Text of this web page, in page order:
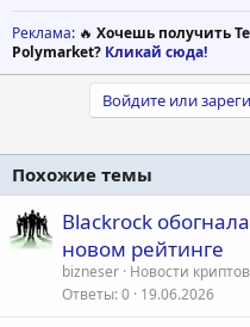
Реклама: 🔥 Хочешь получить
Polymarket? Кликай сюда!
Войдите или
Похожие темы
Blackrock
новом рейтинге
bizneser Новости
Ответы 0 19.06.2026